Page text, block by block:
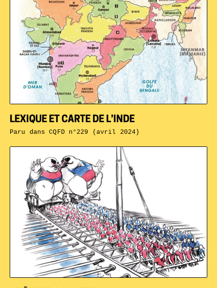
LEXIQUE ET CARTE DE L’INDE
Paru dansCQFD n°229 (avril 2024)